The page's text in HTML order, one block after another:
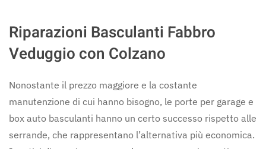
Riparazioni Basculanti Fabbro
Veduggio con Colzano
Nonostante il prezzo maggiore e la costante
manutenzione di cui hanno bisogno, le porte per garage e
box auto basculanti hanno un certo successo rispetto alle
serrande, che rappresentano l’alternativa più economica.